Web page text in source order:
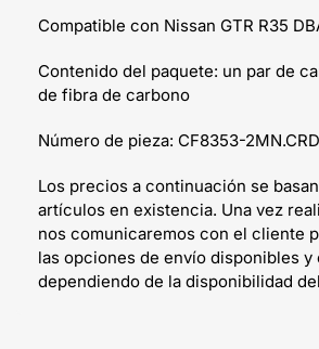
Compatible con Nissan GTR R35
Contenido del paquete: un par de
de fibra de carbono
Número de pieza: CF8353-2MN.CRD
Los precios a continuación se
artículos en existencia. Una vez
nos comunicaremos con el cliente
las opciones de envío disponibles y
dependiendo de la disponibilidad